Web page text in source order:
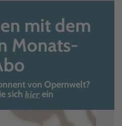
mit dem
Monats-
von Opernwelt?
sich hierein